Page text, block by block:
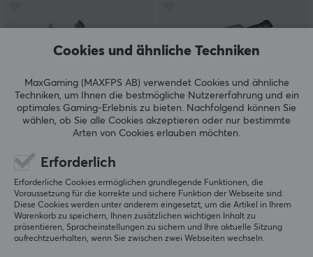
Karten-Auswerfer
(0)
8.90 €
MaxMount
Tastatur/Auto/Haus
(3)
19.90 €
Cookies und ähnliche Techniken
MaxGaming (MAXFPS AB) verwendet Cookies und ähnliche
Techniken, um Ihnen die bestmögliche Nutzererfahrung und ein
optimales Gaming-Erlebnis zu bieten.
Nachfolgend können Sie
wählen, ob Sie alle Cookies akzeptieren oder nur bestimmte
Arten von Cookies erlauben möchten.
Erforderlich
Erforderliche Cookies ermöglichen grundlegende Funktionen, die
Voraussetzung für die korrekte und sichere Funktion der Webseite sind.
Diese Cookies werden unter anderem eingesetzt, um die Artikel in Ihrem
Warenkorb zu speichern, Ihnen zusätzlichen wichtigen Inhalt zu
präsentieren, Spracheinstellungen zu sichern und Ihre aktuelle Sitzung
aufrechtzuerhalten, wenn Sie zwischen zwei Webseiten wechseln.